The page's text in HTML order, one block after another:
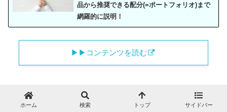
品から推奨できる配分(=ポートフォリオ)まで
網羅的に説明！
▶︎▶︎コンテンツを読む
ホーム 検索 トップ サイドバー